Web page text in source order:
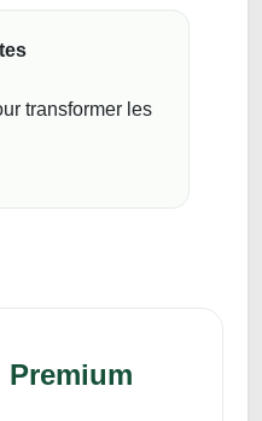
transformer les
Premium